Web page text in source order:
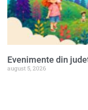
Evenimente din
august 5, 2026